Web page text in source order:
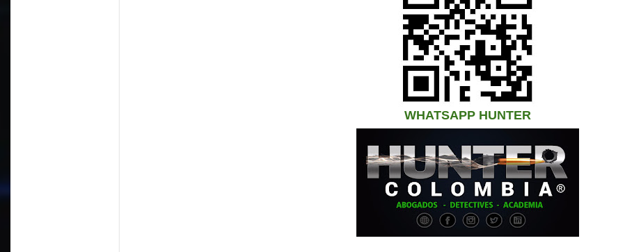
WHATSAPP HUNTER